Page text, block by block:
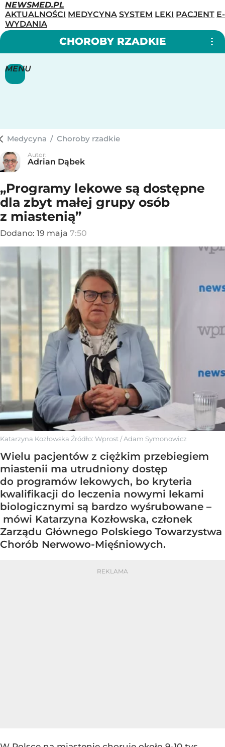
NEWSMED.PL
AKTUALNOŚCI MEDYCYNA SYSTEM LEKI PACJENT E-
WYDANIA
MENU
CHOROBY RZADKIE
Medycyna / Choroby rzadkie
Autor:
Adrian Dąbek
„Programy lekowe są dostępne
dla zbyt małej grupy osób
z miastenią”
Dodano: 19 maja 7:50
Katarzyna Kozłowska Źródło: Wprost/Adam Symonowicz
Wielu pacjentów z ciężkim przebiegiem
miastenii ma utrudniony dostęp
do programów lekowych, bo kryteria
kwalifikacji do leczenia nowymi lekami
biologicznymi są bardzo wyśrubowane –
mówi Katarzyna Kozłowska, członek
Zarządu Głównego Polskiego Towarzystwa
Chorób Nerwowo-Mięśniowych.